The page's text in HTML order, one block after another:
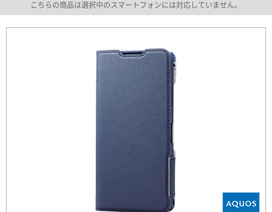
こちらの商品は選択中のスマートフォンには対応していません。